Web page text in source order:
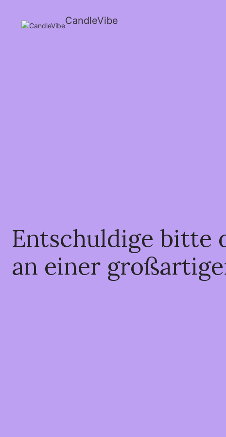
CandleVibe
Entschuldige bitte
an einer